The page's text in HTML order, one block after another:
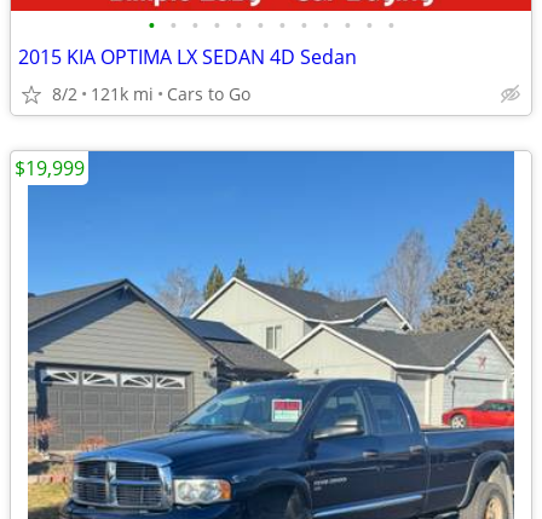
• • • • • • • • • • • •
2015 KIA OPTIMA LX SEDAN 4D Sedan
8/2 121k mi Cars to Go
$19,999